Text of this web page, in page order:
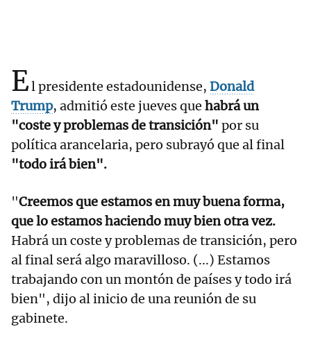
El presidente estadounidense, Donald
Trump, admitió este jueves que habrá un
"coste y problemas de transición" por su
política arancelaria, pero subrayó que al final
"todo irá bien".
"Creemos que estamos en muy buena forma,
que lo estamos haciendo muy bien otra vez.
Habrá un coste y problemas de transición, pero
al final será algo maravilloso. (...) Estamos
trabajando con un montón de países y todo irá
bien", dijo al inicio de una reunión de su
gabinete.